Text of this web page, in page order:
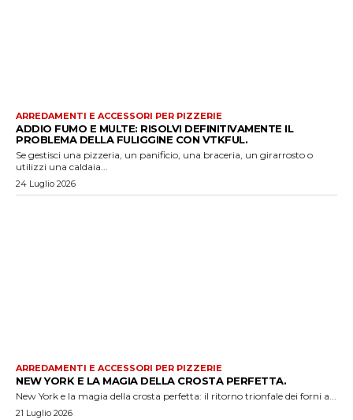
ARREDAMENTI E ACCESSORI PER PIZZERIE
ADDIO FUMO E MULTE: RISOLVI DEFINITIVAMENTE IL
PROBLEMA DELLA FULIGGINE CON VTKFUL.
Se gestisci una pizzeria, un panificio, una braceria, un girarrosto o
utilizzi una caldaia...
24 Luglio 2026
ARREDAMENTI E ACCESSORI PER PIZZERIE
NEW YORK E LA MAGIA DELLA CROSTA PERFETTA.
New York e la magia della crosta perfetta: il ritorno trionfale dei forni a...
21 Luglio 2026